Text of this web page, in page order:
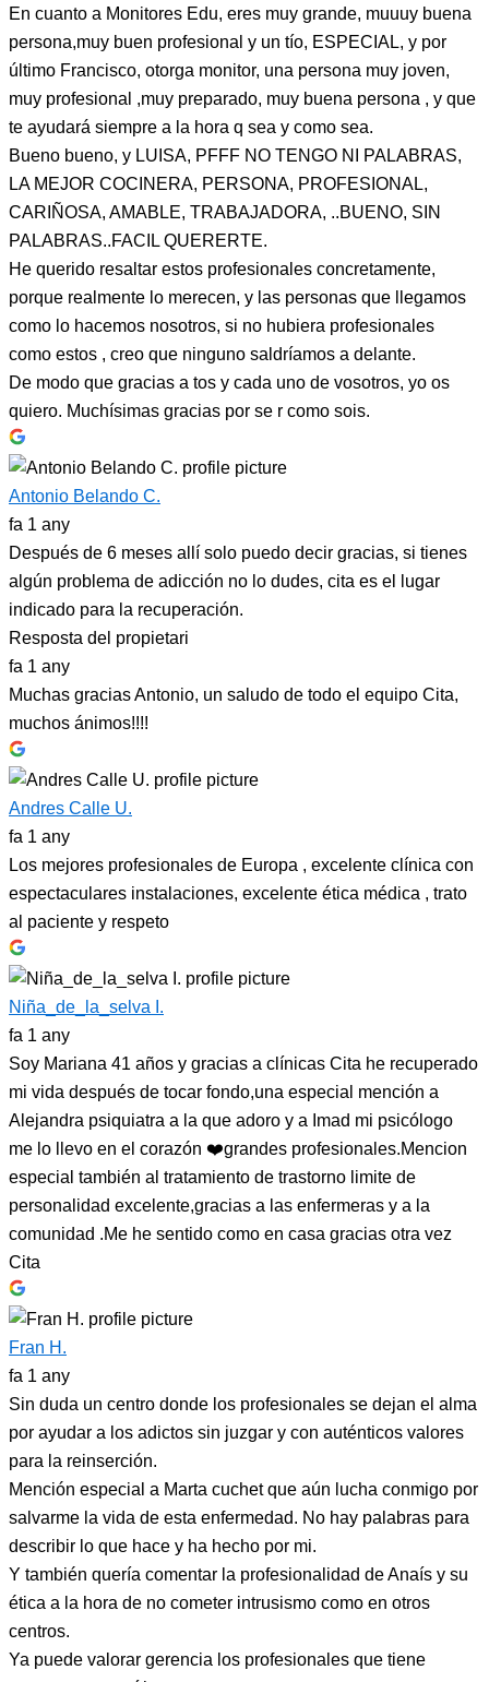
En cuanto a Monitores Edu, eres muy grande, muuuy buena
persona,muy buen profesional y un tío, ESPECIAL, y por
último Francisco, otorga monitor, una persona muy joven,
muy profesional ,muy preparado, muy buena persona , y que
te ayudará siempre a la hora q sea y como sea.
Bueno bueno, y LUISA, PFFF NO TENGO NI PALABRAS,
LA MEJOR COCINERA, PERSONA, PROFESIONAL,
CARIÑOSA, AMABLE, TRABAJADORA, ..BUENO, SIN
PALABRAS..FACIL QUERERTE.
He querido resaltar estos profesionales concretamente,
porque realmente lo merecen, y las personas que llegamos
como lo hacemos nosotros, si no hubiera profesionales
como estos , creo que ninguno saldríamos a delante.
De modo que gracias a tos y cada uno de vosotros, yo os
quiero. Muchísimas gracias por se r como sois.
Antonio Belando C.
fa 1 any
Después de 6 meses allí solo puedo decir gracias, si tienes
algún problema de adicción no lo dudes, cita es el lugar
indicado para la recuperación.
Resposta del propietari
fa 1 any
Muchas gracias Antonio, un saludo de todo el equipo Cita,
muchos ánimos!!!!
Andres Calle U.
fa 1 any
Los mejores profesionales de Europa , excelente clínica con
espectaculares instalaciones, excelente ética médica , trato
al paciente y respeto
Niña_de_la_selva I.
fa 1 any
Soy Mariana 41 años y gracias a clínicas Cita he recuperado
mi vida después de tocar fondo,una especial mención a
Alejandra psiquiatra a la que adoro y a Imad mi psicólogo
me lo llevo en el corazón ❤️grandes profesionales.Mencion
especial también al tratamiento de trastorno limite de
personalidad excelente,gracias a las enfermeras y a la
comunidad .Me he sentido como en casa gracias otra vez
Cita
Fran H.
fa 1 any
Sin duda un centro donde los profesionales se dejan el alma
por ayudar a los adictos sin juzgar y con auténticos valores
para la reinserción.
Mención especial a Marta cuchet que aún lucha conmigo por
salvarme la vida de esta enfermedad. No hay palabras para
describir lo que hace y ha hecho por mi.
Y también quería comentar la profesionalidad de Anaís y su
ética a la hora de no cometer intrusismo como en otros
centros.
Ya puede valorar gerencia los profesionales que tiene